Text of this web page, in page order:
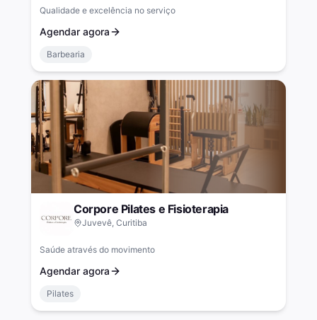
Qualidade e excelência no serviço
Agendar agora
Barbearia
Corpore Pilates e Fisioterapia
Juvevê, Curitiba
Saúde através do movimento
Agendar agora
Pilates